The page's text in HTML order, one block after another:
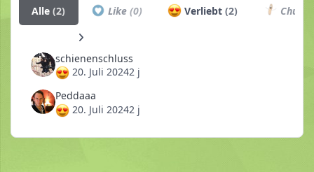
Alle(2) Like (0) Verliebt(2)
schienenschluss
20. Juli 20242 j
Peddaaa
20. Juli 20242 j